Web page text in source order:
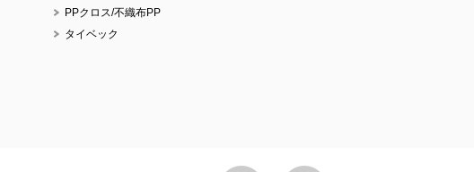
PPクロス/不織布PP
タイベック